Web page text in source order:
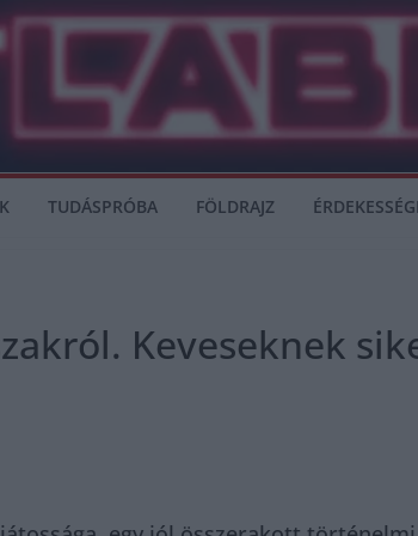
TUDÁSPRÓBA FÖLDRAJZ
Keveseknek